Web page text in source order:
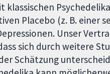
klassischen
Placebo (z. B. einer
Unser
sich durch weitere
Schätzung